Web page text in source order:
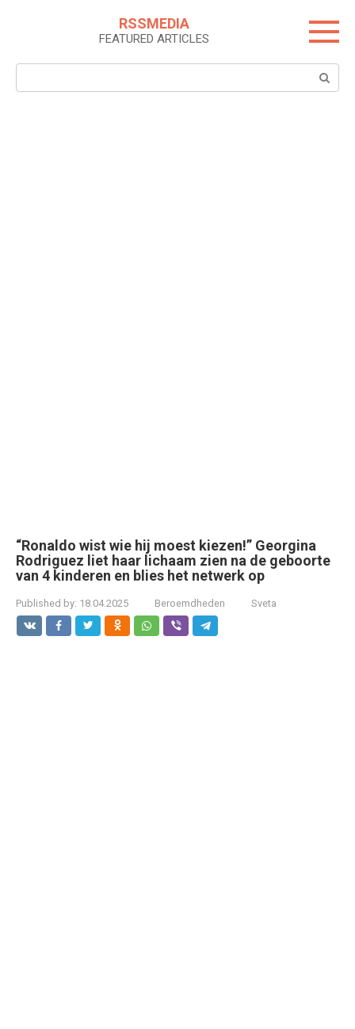
RSSMEDIA
FEATURED ARTICLES
Search:
“Ronaldo wist wie hij moest kiezen!” Georgina
Rodriguez liet haar lichaam zien na de geboorte
van 4 kinderen en blies het netwerk op
Published by: 18.04.2025 Beroemdheden Sveta